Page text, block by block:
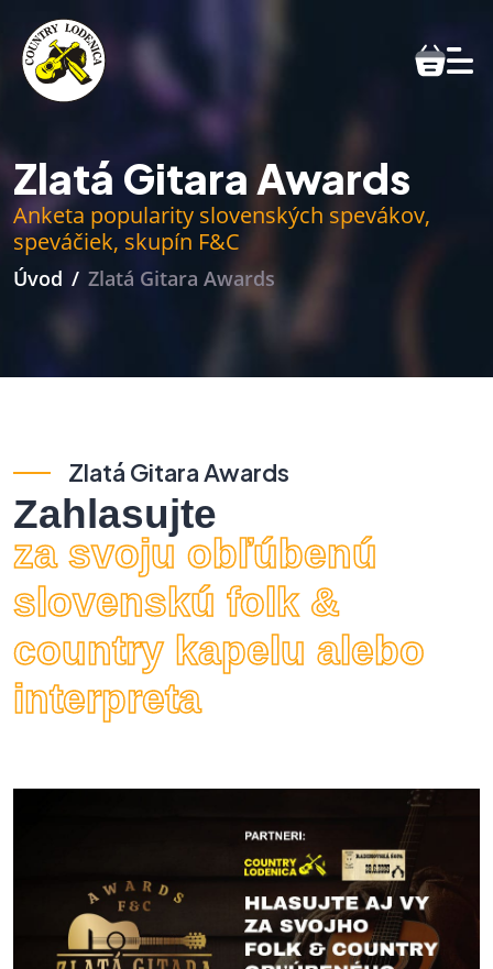
Zlatá Gitara Awards
Anketa popularity slovenských spevákov,
speváčiek, skupín F&C
Úvod Zlatá Gitara Awards
Zlatá Gitara Awards
Zahlasujte
za svoju obľúbenú
slovenskú folk &
country kapelu alebo
interpreta